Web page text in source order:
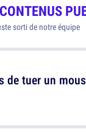
CONTENUS
sorti de notre équipe
de tuer un